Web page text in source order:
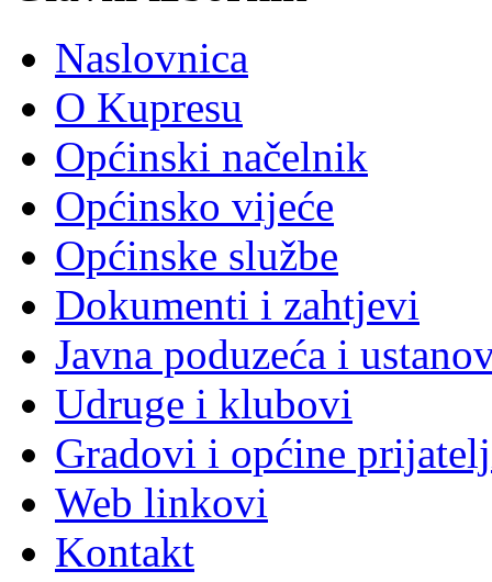
Naslovnica
O Kupresu
Općinski načelnik
Općinsko vijeće
Općinske službe
Dokumenti i zahtjevi
Javna poduzeća i
Udruge i klubovi
Gradovi i općine
Web linkovi
Kontakt